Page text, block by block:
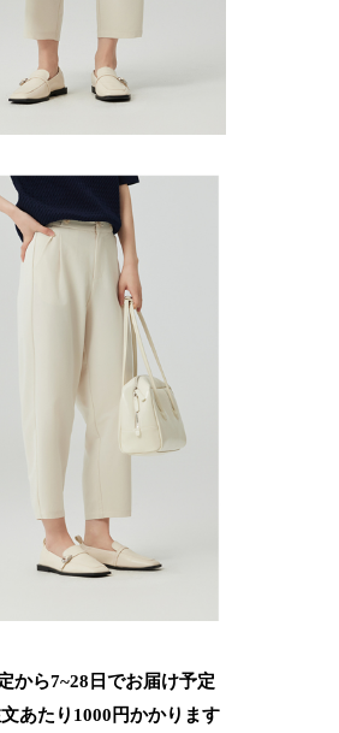
から7~28日でお届け予定
あたり 1000 円かかります